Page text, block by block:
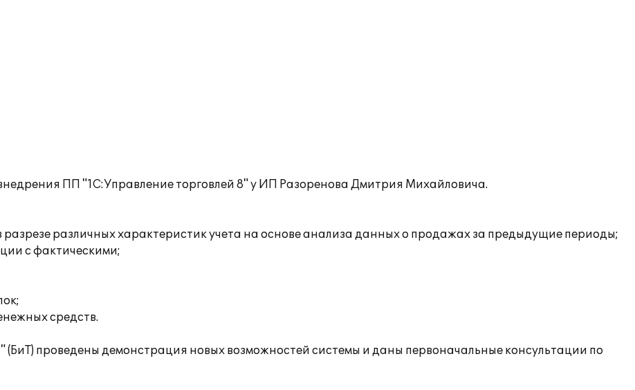
ПП "1С:Управление торговлей 8" у ИП Разоренова Дмитрия Михайловича.
различных характеристик учета на основе анализа данных о продажах за предыдущие периоды;
с фактическими;
средств.
(БиТ) проведены демонстрация новых возможностей системы и даны первоначальные консультации по